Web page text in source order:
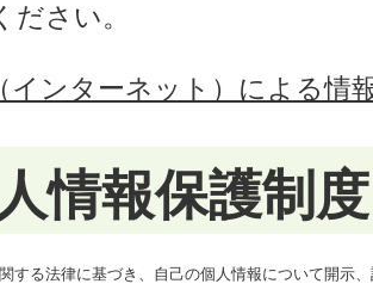
ださい。
インターネット）による情
情報保護制度
する法律に基づき、自己の個人情報について開示